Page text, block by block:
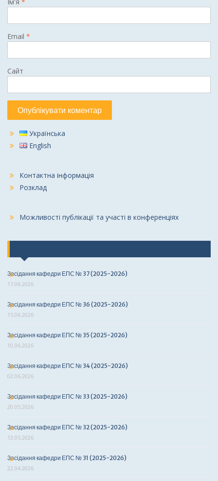
Email *
Сайт
Українська
English
Контактна інформація
Розклад
Можливості публікації та участі в конференціях
Засідання кафедри ЕПС № 37 (2025-2026)
17.06.2026
Засідання кафедри ЕПС № 36 (2025-2026)
15.06.2026
Засідання кафедри ЕПС № 35 (2025-2026)
10.06.2026
Засідання кафедри ЕПС № 34 (2025-2026)
02.06.2026
Засідання кафедри ЕПС № 33 (2025-2026)
20.05.2026
Засідання кафедри ЕПС № 32 (2025-2026)
13.05.2026
Засідання кафедри ЕПС № 31 (2025-2026)
22.04.2026